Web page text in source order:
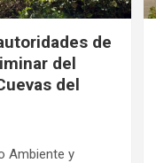
de
del
del
Ambiente y